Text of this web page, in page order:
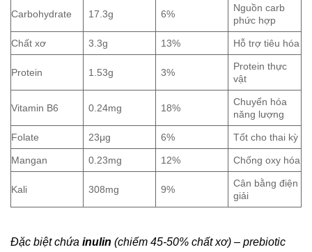
Carbohydrate 17.3g 6%
Nguồn carb
phức hợp
Chất xơ 3.3g 13% Hỗ trợ tiêu hóa
Protein 1.53g 3%
Protein thực
vật
Vitamin B6 0.24mg 18%
Chuyển hóa
năng lượng
Folate 23μg 6% Tốt cho thai kỳ
Mangan 0.23mg 12% Chống oxy hóa
Kali 308mg 9%
Cân bằng điện
giải
Đặc biệt chứa inulin (chiếm 45-50% chất xơ) – prebiotic